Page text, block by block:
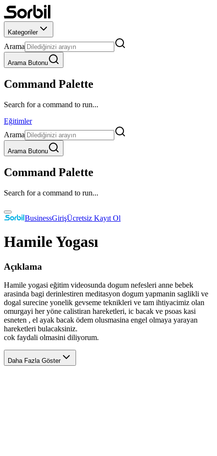
Kategoriler
Arama
Arama Butonu
Command Palette
Search for a command to run...
Eğitimler
Arama
Arama Butonu
Command Palette
Search for a command to run...
BusinessGirişÜcretsiz Kayıt Ol
Hamile Yogası
Açıklama
Hamile yogasi eğitim videosunda dogum nefesleri anne bebek
arasinda bagi derinlestiren meditasyon dogum yapmanin saglikli ve
dogal surecine yonelik gevseme teknikleri ve tam ihtiyacimiz olan
omurgayi her yöne calistiran hareketleri, ic bacak ve psoas kasi
esneten , el ayak bacak ödem olusmasina engel olmaya yarayan
hareketleri bulacaksiniz.
cok faydali olmasini diliyorum.
Daha Fazla Göster